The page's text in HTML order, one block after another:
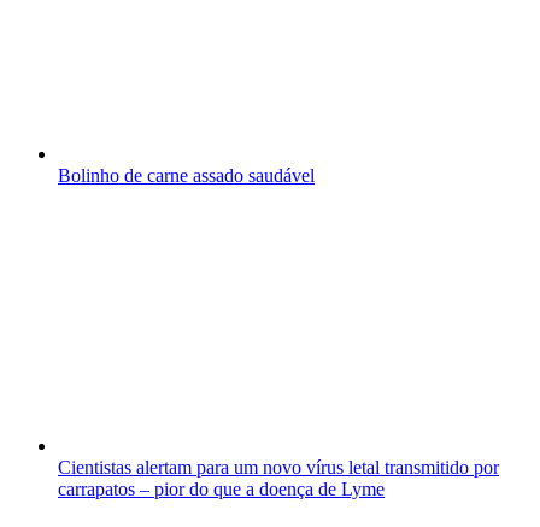
Bolinho de carne assado saudável
Cientistas alertam para um novo vírus letal transmitido por
carrapatos – pior do que a doença de Lyme